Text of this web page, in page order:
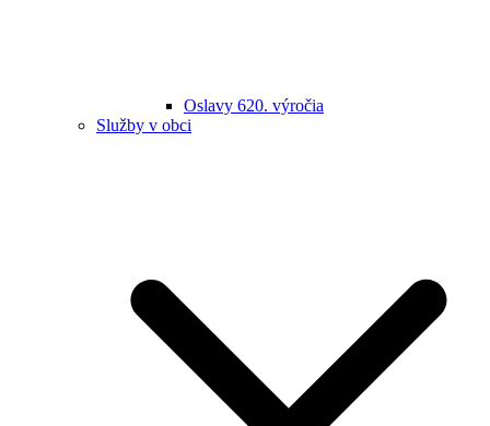
Oslavy 620. výročia
Služby v obci